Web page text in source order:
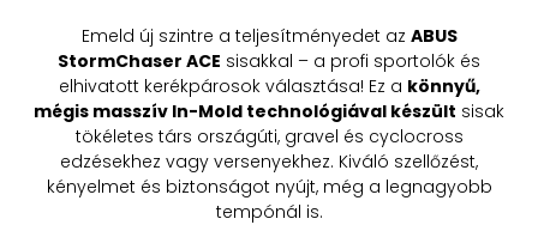
Emeld új szintre a teljesítményedet az ABUS
StormChaser ACE sisakkal – a profi sportolók és
elhivatott kerékpárosok választása! Ez a könnyű,
mégis masszív In-Mold technológiával készült sisak
tökéletes társ országúti, gravel és cyclocross
edzésekhez vagy versenyekhez. Kiváló szellőzést,
kényelmet és biztonságot nyújt, még a legnagyobb
tempónál is.